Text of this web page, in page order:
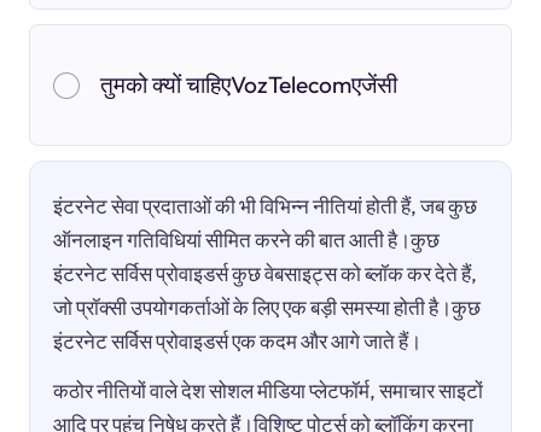
तुमको क्यों चाहिएVozTelecomएजेंसी
इंटरनेट सेवा प्रदाताओं की भी विभिन्न नीतियां होती हैं, जब कुछ
ऑनलाइन गतिविधियां सीमित करने की बात आती है।कुछ
इंटरनेट सर्विस प्रोवाइडर्स कुछ वेबसाइट्स को ब्लॉक कर देते हैं,
जो प्रॉक्सी उपयोगकर्ताओं के लिए एक बड़ी समस्या होती है।कुछ
इंटरनेट सर्विस प्रोवाइडर्स एक कदम और आगे जाते हैं।
कठोर नीतियों वाले देश सोशल मीडिया प्लेटफॉर्म, समाचार साइटों
आदि पर पहुंच निषेध करते हैं।विशिष्ट पोर्ट्स को ब्लॉकिंग करना